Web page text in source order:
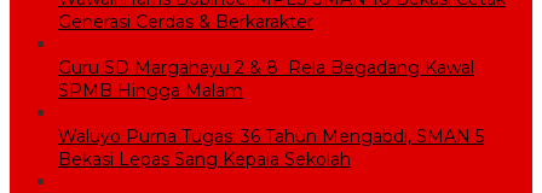
Generasi Cerdas & Berkarakter
Guru SD Margahayu 2 & 8 Rela Begadang Kawal
SPMB Hingga Malam
Waluyo Purna Tugas: 36 Tahun Mengabdi, SMAN 5
Bekasi Lepas Sang Kepala Sekolah